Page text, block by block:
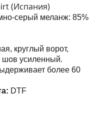
(Испания)
серый меланж: 85%
круглый ворот,
усиленный.
более 60
DTF